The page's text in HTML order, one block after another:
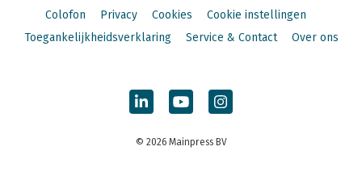
Colofon
Privacy Cookies
Cookie instellingen
Toegankelijkheidsverklaring
Service & Contact Over ons
© 2026 Mainpress BV